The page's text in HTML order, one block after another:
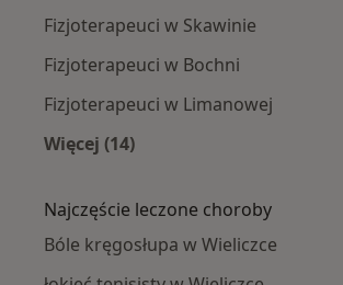
Fizjoterapeuci w Skawinie
Fizjoterapeuci w Bochni
Fizjoterapeuci w Limanowej
Więcej (14)
Najczęście leczone choroby
Bóle kręgosłupa w Wieliczce